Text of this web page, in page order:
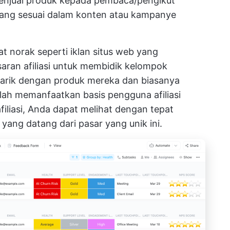
sesuai dalam konten atau kampanye
norak seperti iklan situs web yang
afiliasi untuk membidik kelompok
dengan produk mereka dan biasanya
memanfaatkan basis pengguna afiliasi
Anda dapat melihat dengan tepat
datang dari pasar yang unik ini.